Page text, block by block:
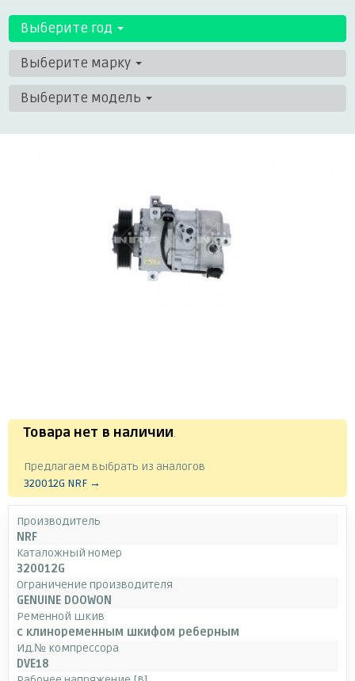
Выберите год
Выберите марку
Выберите модель
Товара нет в наличии.
Предлагаем выбрать из аналогов
320012G NRF →
Производитель
NRF
Каталожный номер
320012G
Ограничение производителя
GENUINE DOOWON
Ременной шкив
с клиноременным шкифом реберным
Ид.№ компрессора
DVE18